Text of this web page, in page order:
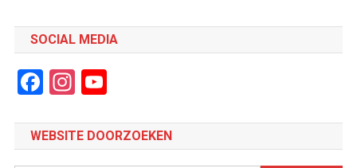
SOCIAL MEDIA
Facebook
Instagram
YouTube
WEBSITE DOORZOEKEN